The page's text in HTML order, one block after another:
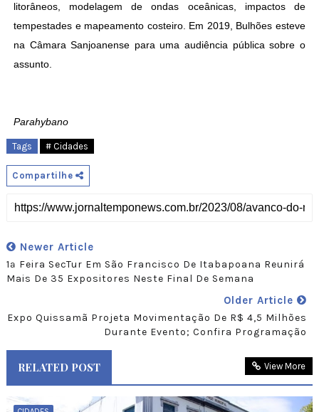
litorâneos, modelagem de ondas oceânicas, impactos de
tempestades e mapeamento costeiro. Em 2019, Bulhões esteve
na Câmara Sanjoanense para uma audiência pública sobre o
assunto.
Parahybano
Tags # Cidades
Compartilhe
Newer Article
1ª Feira SecTur Em São Francisco De Itabapoana Reunirá
Mais De 35 Expositores Neste Final De Semana
Older Article
Expo Quissamã Projeta Movimentação De R$ 4,5 Milhões
Durante Evento; Confira Programação
RELATED POST View More